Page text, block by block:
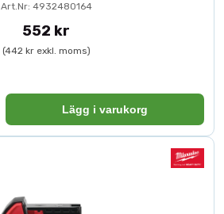
Art.Nr: 4932480164
552 kr
(442 kr exkl. moms)
Lägg i varukorg